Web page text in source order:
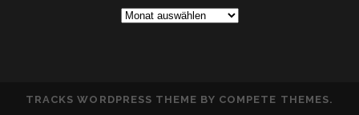
Archiv
TRACKS WORDPRESS THEME BY COMPETE THEMES.